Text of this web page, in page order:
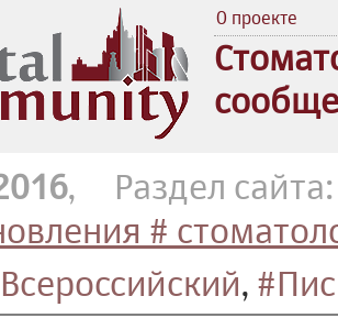
О проекте
, Раздел
#
,